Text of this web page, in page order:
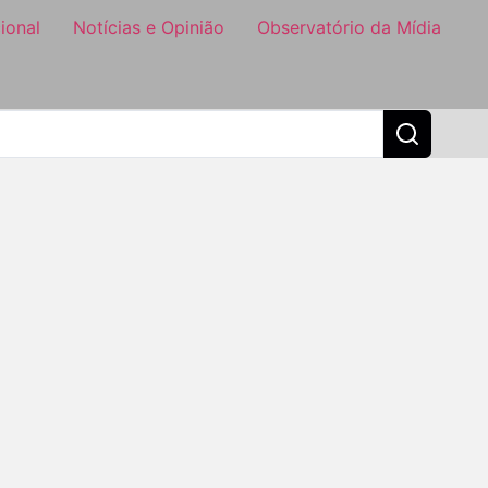
Notícias e Opinião Observatório da Mídia